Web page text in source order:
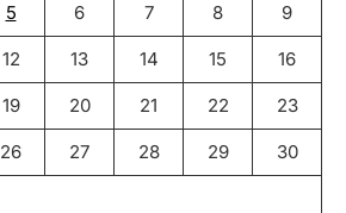
5 6 7 8 9
12 13 14 15 16
19 20 21 22 23
26 27 28 29 30